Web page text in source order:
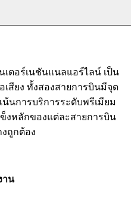
ตอร์เนชันแนลแอร์ไลน์ เป็น
สียง ทั้งสองสายการบินมีจุด
นการบริการระดับพรีเมียม
งหลักของแต่ละสายการบิน
ถูกต้อง
าน